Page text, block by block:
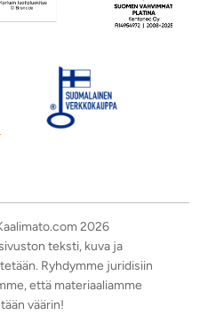
2026
teksti, kuva ja
Ryhdymme juridisiin
että materiaaliamme
väärin!